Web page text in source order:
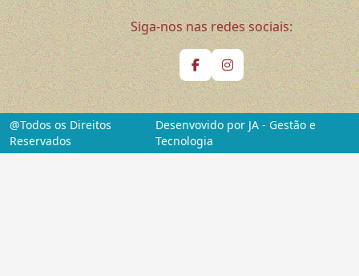
Siga-nos nas redes sociais:
@Todos os Direitos
Reservados
Desenvovido por JA - Gestão e
Tecnologia